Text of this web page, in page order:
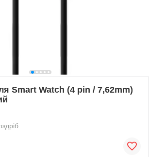
Smart Watch (4 pin / 7,62mm)